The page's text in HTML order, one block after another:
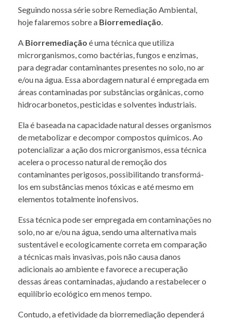
Seguindo nossa série sobre Remediação Ambiental,
hoje falaremos sobre a Biorremediação.
A Biorremediação é uma técnica que utiliza
microrganismos, como bactérias, fungos e enzimas,
para degradar contaminantes presentes no solo, no ar
e/ou na água. Essa abordagem natural é empregada em
áreas contaminadas por substâncias orgânicas, como
hidrocarbonetos, pesticidas e solventes industriais.
Ela é baseada na capacidade natural desses organismos
de metabolizar e decompor compostos químicos. Ao
potencializar a ação dos microrganismos, essa técnica
acelera o processo natural de remoção dos
contaminantes perigosos, possibilitando transformá-
los em substâncias menos tóxicas e até mesmo em
elementos totalmente inofensivos.
Essa técnica pode ser empregada em contaminações no
solo, no ar e/ou na água, sendo uma alternativa mais
sustentável e ecologicamente correta em comparação
a técnicas mais invasivas, pois não causa danos
adicionais ao ambiente e favorece a recuperação
dessas áreas contaminadas, ajudando a restabelecer o
equilíbrio ecológico em menos tempo.
Contudo, a efetividade da biorremediação dependerá